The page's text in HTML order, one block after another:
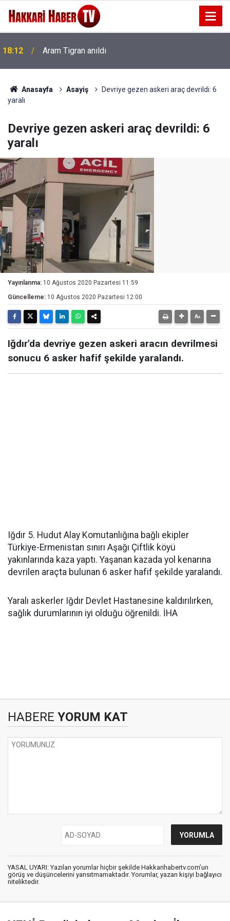
18:12 Aram Tigran anıldı
Anasayfa Asayiş
Devriye gezen askeri araç devrildi: 6
yaralı
Devriye gezen askeri araç devrildi: 6
yaralı
Yayınlanma: 10 Ağustos 2020 Pazartesi 11:59
Güncelleme: 10 Ağustos 2020 Pazartesi 12:00
Iğdır'da devriye gezen askeri aracın devrilmesi
sonucu 6 asker hafif şekilde yaralandı.
Iğdır 5. Hudut Alay Komutanlığına bağlı ekipler
Türkiye-Ermenistan sınırı Aşağı Çiftlik köyü
yakınlarında kaza yaptı. Yaşanan kazada yol kenarına
devrilen araçta bulunan 6 asker hafif şekilde yaralandı.
Yaralı askerler Iğdır Devlet Hastanesine kaldırılırken,
sağlık durumlarının iyi olduğu öğrenildi. İHA
HABERE YORUM KAT
YASAL UYARI: Yazılan yorumlar hiçbir şekilde Hakkarihabertv.com’un
görüş ve düşüncelerini yansıtmamaktadır. Yorumlar, yazan kişiyi bağlayıcı
niteliktedir.